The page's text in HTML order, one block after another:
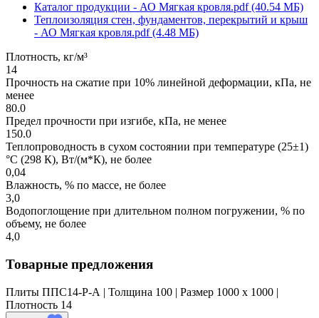
Каталог продукции - АО Мягкая кровля.pdf (40.54 МБ)
Теплоизоляция стен, фундаментов, перекрытий и крыш
- АО Мягкая кровля.pdf (4.48 МБ)
Плотность, кг/м³
14
Прочность на сжатие при 10% линейной деформации, кПа, не
менее
80.0
Предел прочности при изгибе, кПа, не менее
150.0
Теплопроводность в сухом состоянии при температуре (25±1)
°С (298 К), Вт/(м*К), не более
0,04
Влажность, % по массе, не более
3,0
Водопоглощение при длительном полном погружении, % по
объему, не более
4,0
Товарные предложения
Плиты ППС14-Р-А | Толщина 100 | Размер 1000 x 1000 |
Плотность 14